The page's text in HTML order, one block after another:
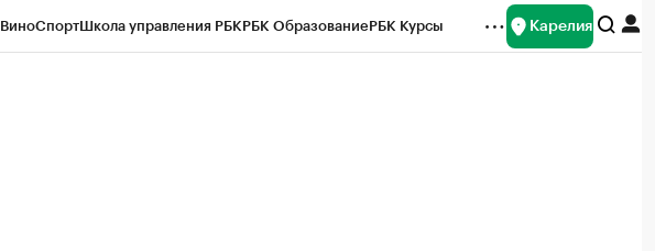
СпортШкола управления РБКРБК ОбразованиеРБК Курсы Карелия